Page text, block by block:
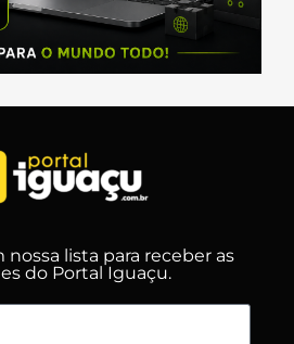
nossa lista para receber as
do Portal Iguaçu.